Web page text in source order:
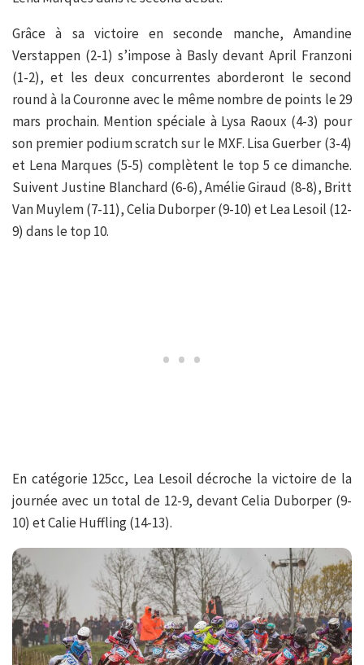
Grâce à sa victoire en seconde manche, Amandine
Verstappen (2-1) s’impose à Basly devant April Franzoni
(1-2), et les deux concurrentes aborderont le second
round à la Couronne avec le même nombre de points le 29
mars prochain. Mention spéciale à Lysa Raoux (4-3) pour
son premier podium scratch sur le MXF. Lisa Guerber (3-4)
et Lena Marques (5-5) complètent le top 5 ce dimanche.
Suivent Justine Blanchard (6-6), Amélie Giraud (8-8), Britt
Van Muylem (7-11), Celia Duborper (9-10) et Lea Lesoil (12-
9) dans le top 10.
En catégorie 125cc, Lea Lesoil décroche la victoire de la
journée avec un total de 12-9, devant Celia Duborper (9-
10) et Calie Huffling (14-13).